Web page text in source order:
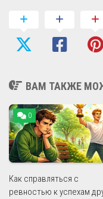
ВАМ ТАКЖЕ
0
Как справляться с
ревностью к успехам